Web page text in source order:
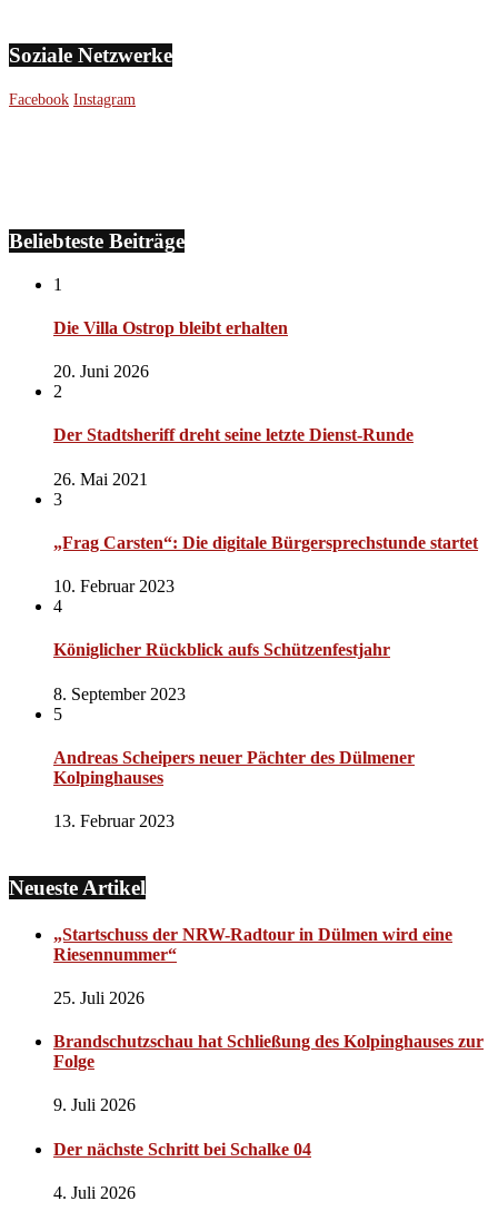
Soziale Netzwerke
Facebook Instagram
Beliebteste Beiträge
1
Die Villa Ostrop bleibt erhalten
20. Juni 2026
2
Der Stadtsheriff dreht seine letzte Dienst-Runde
26. Mai 2021
3
„Frag Carsten“: Die digitale Bürgersprechstunde startet
10. Februar 2023
4
Königlicher Rückblick aufs Schützenfestjahr
8. September 2023
5
Andreas Scheipers neuer Pächter des Dülmener
Kolpinghauses
13. Februar 2023
Neueste Artikel
„Startschuss der NRW-Radtour in Dülmen wird eine
Riesennummer“
25. Juli 2026
Brandschutzschau hat Schließung des Kolpinghauses zur
Folge
9. Juli 2026
Der nächste Schritt bei Schalke 04
4. Juli 2026